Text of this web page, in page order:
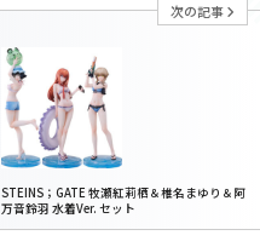
次の記事
STEINS；GATE 牧瀬紅莉栖＆椎名まゆり＆阿
万音鈴羽 水着Ver. セット